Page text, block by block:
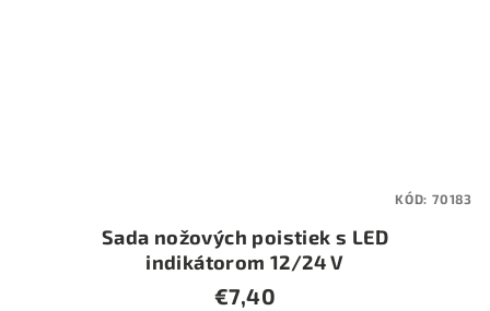
Sada nožových poistiek s LED
indikátorom 12/24 V
€7,40
KÓD: 70183